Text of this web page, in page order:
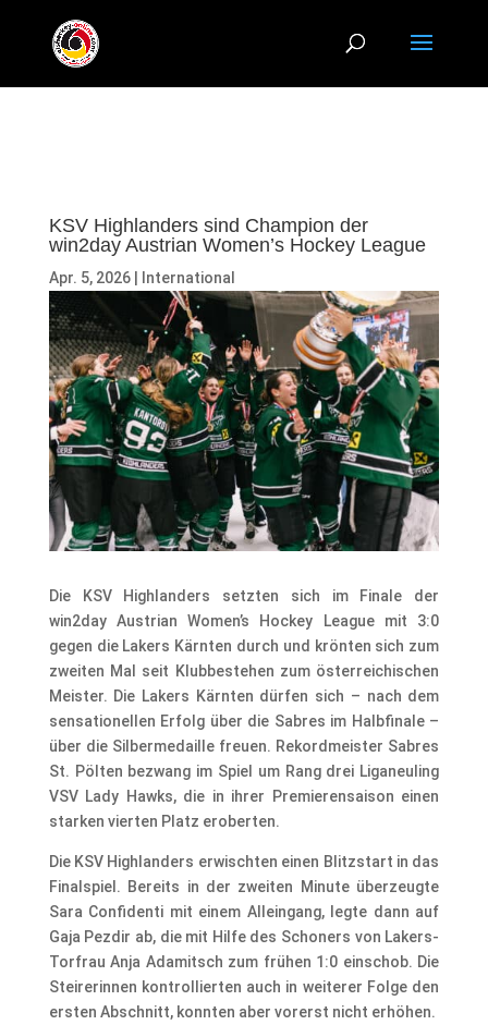
KSV Highlanders sind Champion der
win2day Austrian Women’s Hockey League
Apr. 5, 2026| International
Die KSV Highlanders setzten sich im Finale der
win2day Austrian Women’s Hockey League mit 3:0
gegen die Lakers Kärnten durch und krönten sich zum
zweiten Mal seit Klubbestehen zum österreichischen
Meister. Die Lakers Kärnten dürfen sich – nach dem
sensationellen Erfolg über die Sabres im Halbfinale –
über die Silbermedaille freuen. Rekordmeister Sabres
St. Pölten bezwang im Spiel um Rang drei Liganeuling
VSV Lady Hawks, die in ihrer Premierensaison einen
starken vierten Platz eroberten.
Die KSV Highlanders erwischten einen Blitzstart in das
Finalspiel. Bereits in der zweiten Minute überzeugte
Sara Confidenti mit einem Alleingang, legte dann auf
Gaja Pezdir ab, die mit Hilfe des Schoners von Lakers-
Torfrau Anja Adamitsch zum frühen 1:0 einschob. Die
Steirerinnen kontrollierten auch in weiterer Folge den
ersten Abschnitt, konnten aber vorerst nicht erhöhen.